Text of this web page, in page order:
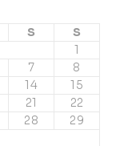
S
S
1
7
8
14
15
21
22
28
29